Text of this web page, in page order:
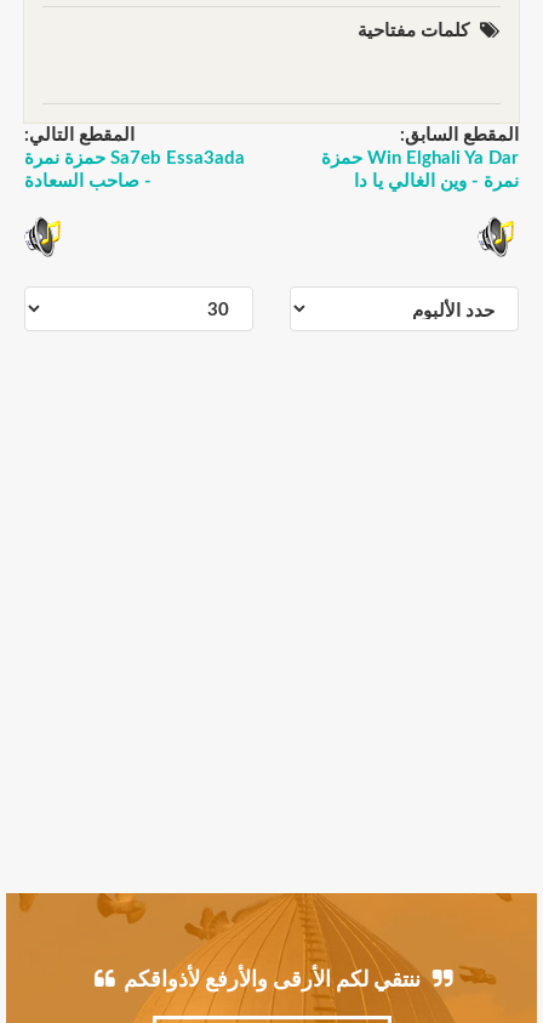
كلمات مفتاحية
المقطع السابق:
Win Elghali Ya Dar حمزة
نمرة - وين الغالي يا دا
المقطع التالي:
Sa7eb Essa3ada حمزة نمرة
- صاحب السعادة
ننتقي لكم الأرقى والأرفع لأذواقكم